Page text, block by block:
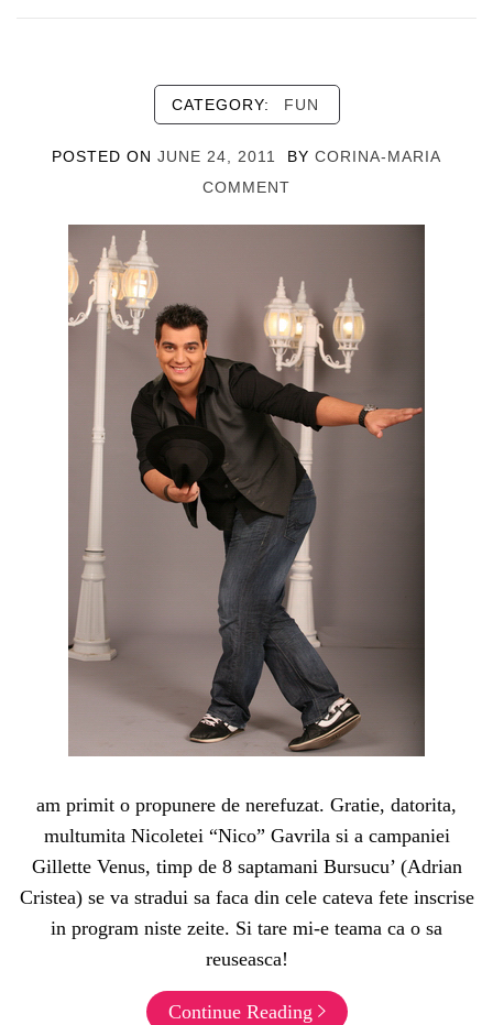
CATEGORY: FUN
POSTED ON JUNE 24, 2011 BY CORINA-MARIA
COMMENT
am primit o propunere de nerefuzat. Gratie, datorita,
multumita Nicoletei “Nico” Gavrila si a campaniei
Gillette Venus, timp de 8 saptamani Bursucu’ (Adrian
Cristea) se va stradui sa faca din cele cateva fete inscrise
in program niste zeite. Si tare mi-e teama ca o sa
reuseasca!
Continue Reading